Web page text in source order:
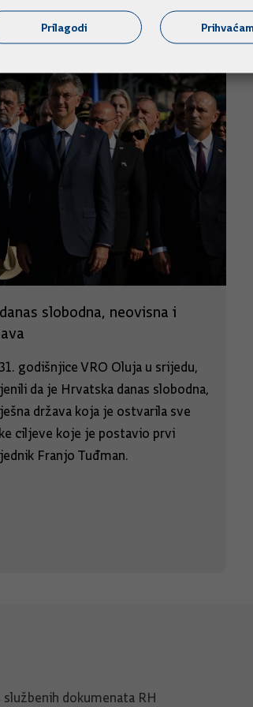
slobodna, neovisna i
godišnjice VRO Oluja u srijedu,
da je Hrvatska danas slobodna,
država koja je ostvarila sve
ciljeve koje je postavio prvi
Franjo Tuđman.
dokumenata RH
Prilagodi